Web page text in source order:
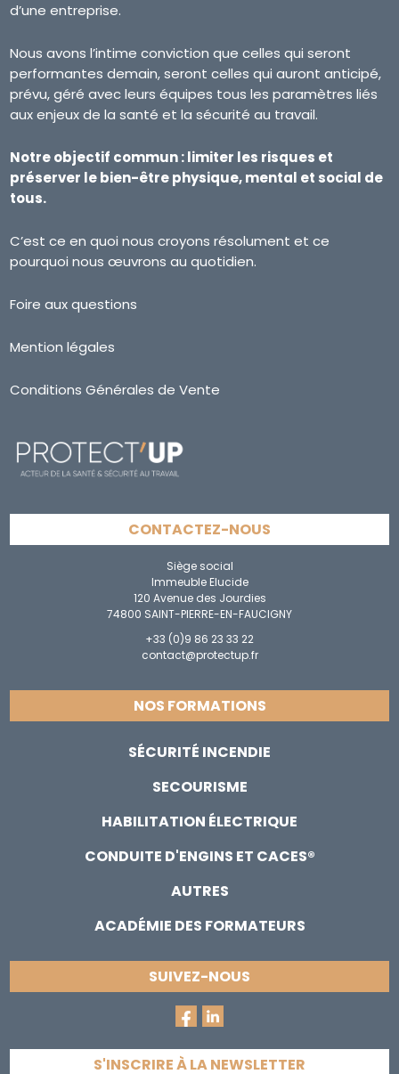
d’une entreprise.
Nous avons l’intime conviction que celles qui seront
performantes demain, seront celles qui auront anticipé,
prévu, géré avec leurs équipes tous les paramètres liés
aux enjeux de la santé et la sécurité au travail.
Notre objectif commun : limiter les risques et
préserver le bien-être physique, mental et social de
tous.
C’est ce en quoi nous croyons résolument et ce
pourquoi nous œuvrons au quotidien.
Foire aux questions
Mention légales
Conditions Générales de Vente
CONTACTEZ-NOUS
Siège social
Immeuble Elucide
120 Avenue des Jourdies
74800 SAINT-PIERRE-EN-FAUCIGNY
+33 (0)9 86 23 33 22
contact@protectup.fr
NOS FORMATIONS
SÉCURITÉ INCENDIE
SECOURISME
HABILITATION ÉLECTRIQUE
CONDUITE D'ENGINS ET CACES®
AUTRES
ACADÉMIE DES FORMATEURS
SUIVEZ-NOUS
S'INSCRIRE À LA NEWSLETTER